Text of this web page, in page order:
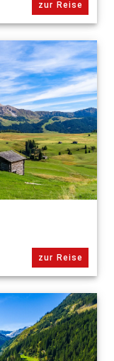
zur Reise
zur Reise